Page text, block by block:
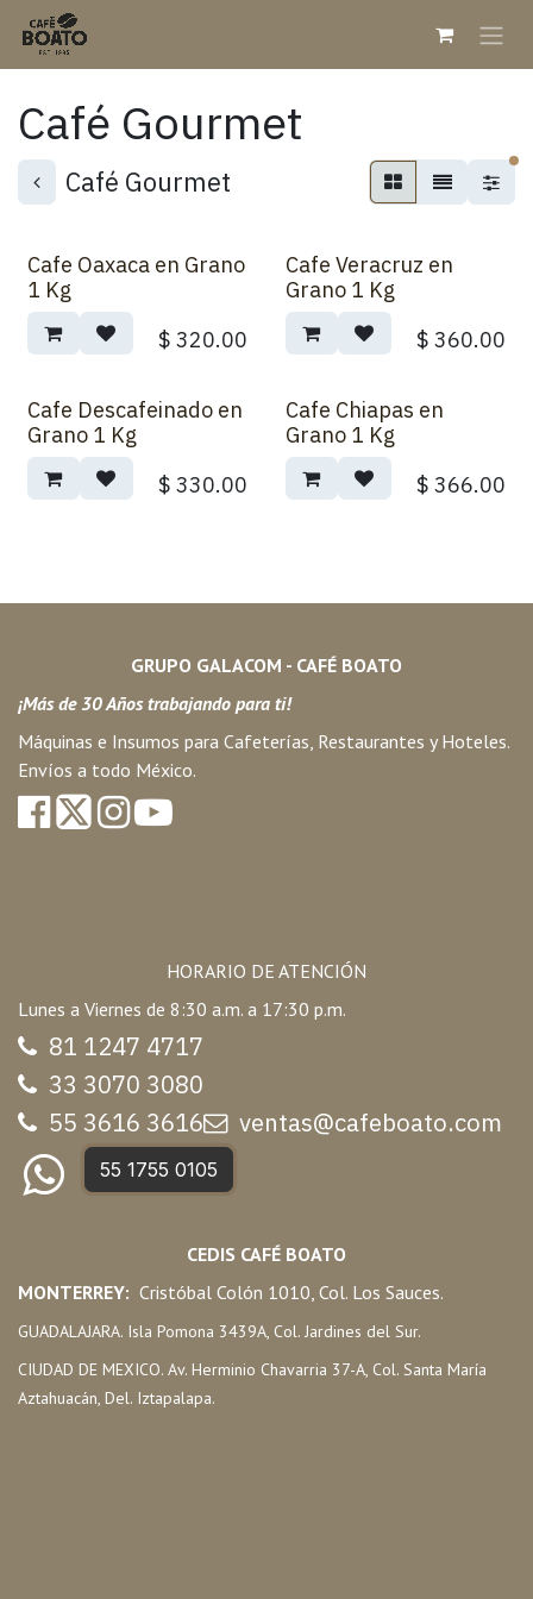
Skip to Content
Café Gourmet
Café Gourmet
Cafe Oaxaca en Grano
1 Kg
$ 320.00
Cafe Veracruz en
Grano 1 Kg
$ 360.00
Cafe Descafeinado en
Grano 1 Kg
$ 330.00
Cafe Chiapas en
Grano 1 Kg
$ 366.00
GRUPO GALACOM - CAFÉ BOATO
¡Más de 30 Años trabajando para ti!
Máquinas e Insumos para Cafeterías, Restaurantes y Hoteles.
Envíos a todo México.
HORARIO DE ATENCIÓN
Lunes a Viernes de 8:30 a.m. a 17:30 p.m.
81 1247 4717
33 3070 3080
55 3616 3616
ventas@cafeboato.com
55 1755 0105
CEDIS CAFÉ BOATO
MONTERREY: Cristóbal Colón 1010, Col. Los Sauces.
GUADALAJARA. Isla Pomona 3439A, Col. Jardines del Sur.
CIUDAD DE MEXICO. Av. Herminio Chavarria 37-A, Col. Santa María
Aztahuacán, Del. Iztapalapa.